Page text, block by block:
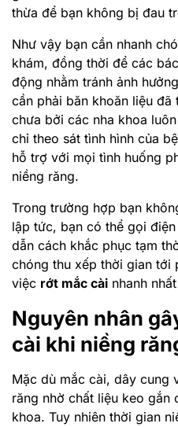
thừa để bạn không bị đau
Như vậy bạn cần nhanh
khám, đồng thời để các
động nhằm tránh ảnh
cần phải băn khoăn liệu
chưa bởi các nha khoa
chỉ theo sát tình hình của
hỗ trợ với mọi tình huống
niềng răng.
Trong trường hợp bạn
lập tức, bạn có thể gọi
dẫn cách khắc phục tạm
chóng thu xếp thời gian tới
việc rớt mắc cài nhanh
Nguyên nhân
cài khi niềng
Mặc dù mắc cài, dây cung
răng nhờ chất liệu keo gắn
khoa. Tuy nhiên thời gian